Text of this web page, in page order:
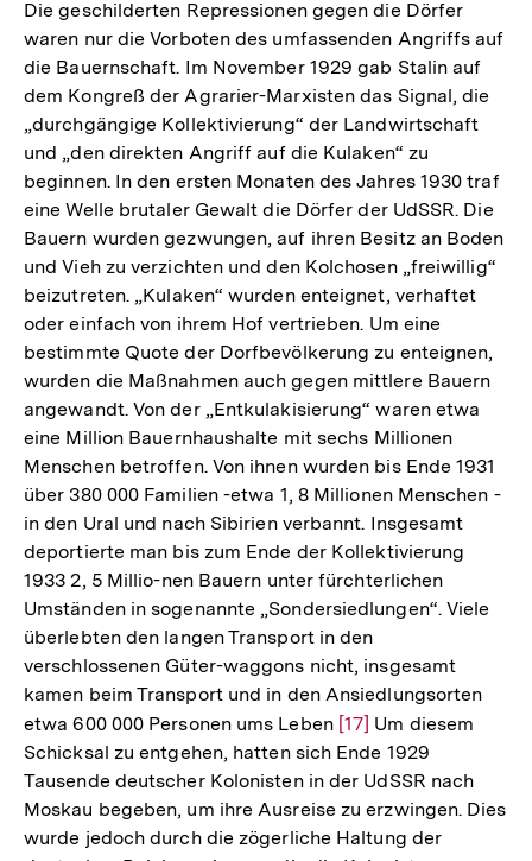
Die geschilderten Repressionen gegen die Dörfer
waren nur die Vorboten des umfassenden Angriffs auf
die Bauernschaft. Im November 1929 gab Stalin auf
dem Kongreß der Agrarier-Marxisten das Signal, die
„durchgängige Kollektivierung“ der Landwirtschaft
und „den direkten Angriff auf die Kulaken“ zu
beginnen. In den ersten Monaten des Jahres 1930 traf
eine Welle brutaler Gewalt die Dörfer der UdSSR. Die
Bauern wurden gezwungen, auf ihren Besitz an Boden
und Vieh zu verzichten und den Kolchosen „freiwillig“
beizutreten. „Kulaken“ wurden enteignet, verhaftet
oder einfach von ihrem Hof vertrieben. Um eine
bestimmte Quote der Dorfbevölkerung zu enteignen,
wurden die Maßnahmen auch gegen mittlere Bauern
angewandt. Von der „Entkulakisierung“ waren etwa
eine Million Bauernhaushalte mit sechs Millionen
Menschen betroffen. Von ihnen wurden bis Ende 1931
über 380 000 Familien -etwa 1, 8 Millionen Menschen -
in den Ural und nach Sibirien verbannt. Insgesamt
deportierte man bis zum Ende der Kollektivierung
1933 2, 5 Millio-nen Bauern unter fürchterlichen
Umständen in sogenannte „Sondersiedlungen“. Viele
überlebten den langen Transport in den
verschlossenen Güter-waggons nicht, insgesamt
kamen beim Transport und in den Ansiedlungsorten
etwa 600 000 Personen ums Leben Zur
Auflösung
der
Fußnote
[17] Um diesem
Schicksal zu entgehen, hatten sich Ende 1929
Tausende deutscher Kolonisten in der UdSSR nach
Moskau begeben, um ihre Ausreise zu erzwingen. Dies
wurde jedoch durch die zögerliche Haltung der